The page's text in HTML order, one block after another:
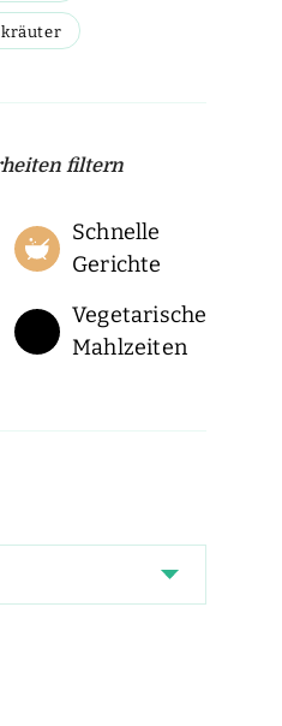
filtern
Schnelle
Gerichte
Vegetarische
Mahlzeiten